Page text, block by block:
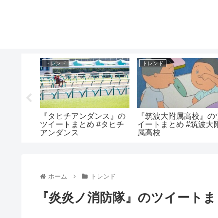
トレンド
『タヒチアンダンス』の
ツイートまとめ #タヒチ
アンダンス
トレンド
『筑波大附属高校』の
イートまとめ #筑波大
属高校
ホーム トレンド
『炎炎ノ消防隊』のツイート